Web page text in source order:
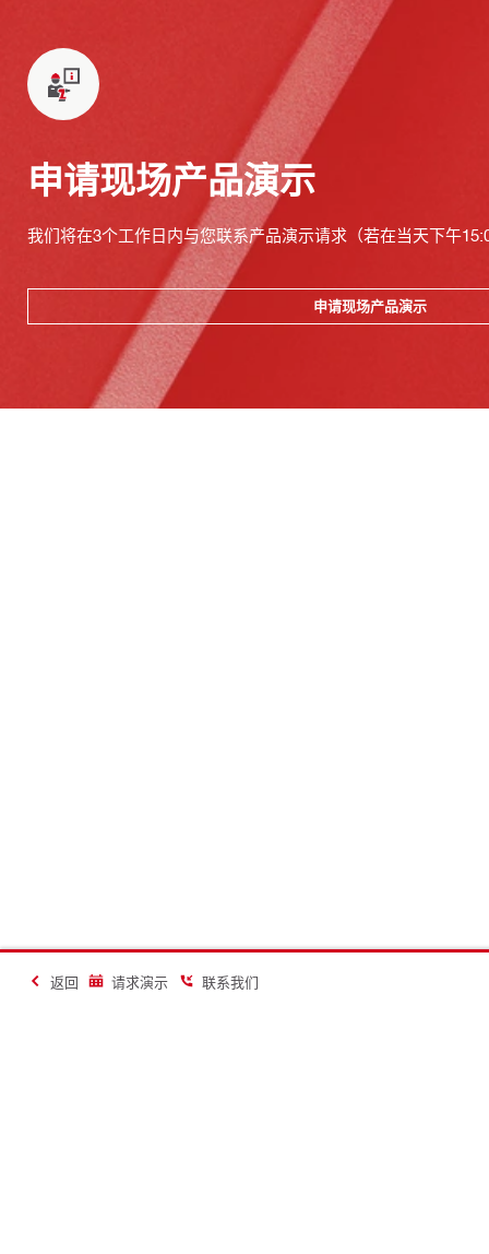
申请现场产品演示
我们将在3个工作日内与您联系产品演示请求（若在当天下午
申请现场产品演示
返回 请求演示 联系我们